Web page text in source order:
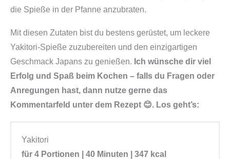
die Spieße in der Pfanne anzubraten.
Mit diesen Zutaten bist du bestens gerüstet, um leckere
Yakitori-Spieße zuzubereiten und den einzigartigen
Geschmack Japans zu genießen. Ich wünsche dir viel
Erfolg und Spaß beim Kochen – falls du Fragen oder
Anregungen hast, dann nutze gerne das
Kommentarfeld unter dem Rezept 😊. Los geht’s:
Yakitori
für 4 Portionen | 40 Minuten | 347 kcal